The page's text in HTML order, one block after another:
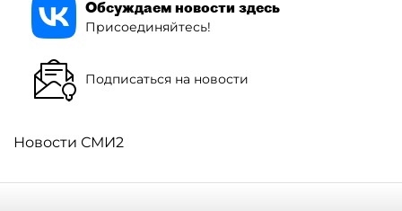
Обсуждаем новости здесь
Присоединяйтесь!
Подписаться на новости
Новости СМИ2